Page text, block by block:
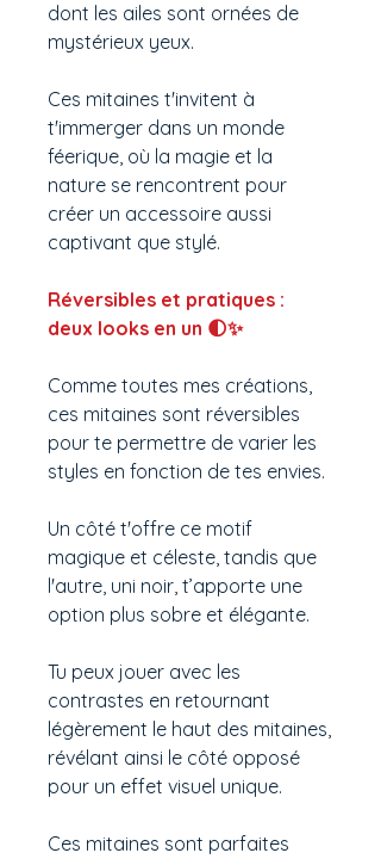
dont les ailes sont ornées de
mystérieux yeux.
Ces mitaines t'invitent à
t'immerger dans un monde
féerique, où la magie et la
nature se rencontrent pour
créer un accessoire aussi
captivant que stylé.
Réversibles et pratiques :
deux looks en un 🌓✨
Comme toutes mes créations,
ces mitaines sont réversibles
pour te permettre de varier les
styles en fonction de tes envies.
Un côté t'offre ce motif
magique et céleste, tandis que
l'autre, uni noir, t’apporte une
option plus sobre et élégante.
Tu peux jouer avec les
contrastes en retournant
légèrement le haut des mitaines,
révélant ainsi le côté opposé
pour un effet visuel unique.
Ces mitaines sont parfaites